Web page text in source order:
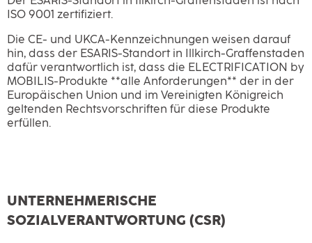
ISO 9001 zertifiziert.
Die CE- und UKCA-Kennzeichnungen weisen darauf
hin, dass der ESARIS-Standort in Illkirch-Graffenstaden
dafür verantwortlich ist, dass die ELECTRIFICATION by
MOBILIS-Produkte **alle Anforderungen** der in der
Europäischen Union und im Vereinigten Königreich
geltenden Rechtsvorschriften für diese Produkte
erfüllen.
UNTERNEHMERISCHE
SOZIALVERANTWORTUNG (CSR)